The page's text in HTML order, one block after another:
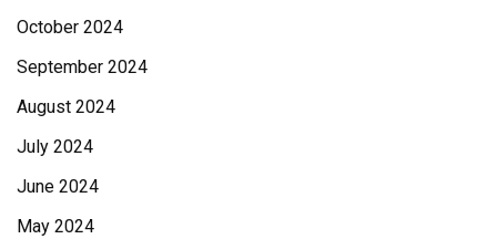
October 2024
September 2024
August 2024
July 2024
June 2024
May 2024